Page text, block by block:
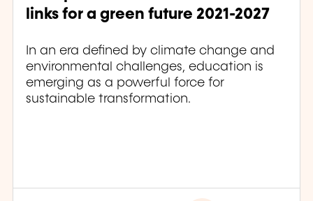
links for a green future 2021-2027
In an era defined by climate change and
environmental challenges, education is
emerging as a powerful force for
sustainable transformation.